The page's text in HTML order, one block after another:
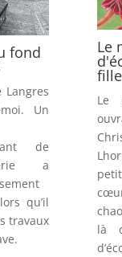
fond
Langres
Un
de
a
qu’il
travaux
Le
Le
là